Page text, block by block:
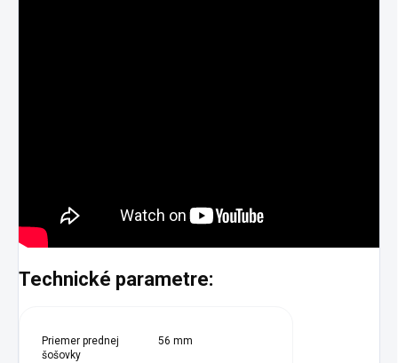
Technické parametre:
Priemer prednej
šošovky
56 mm